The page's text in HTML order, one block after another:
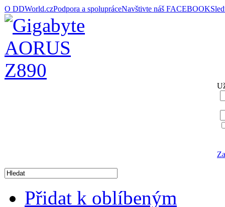
O DDWorld.czPodpora a spolupráceNavštivte náš FACEBOOK
Přidat k oblíbeným